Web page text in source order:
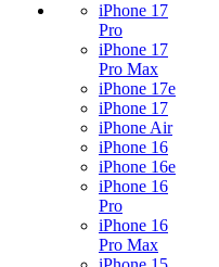
iPhone 17
Pro
iPhone 17
Pro Max
iPhone 17e
iPhone 17
iPhone Air
iPhone 16
iPhone 16e
iPhone 16
Pro
iPhone 16
Pro Max